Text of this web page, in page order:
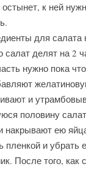
к ней
для салата
салат делят на 2
нужно пока
и
половину
накрывают ею
пленкой и убрать
После того, как